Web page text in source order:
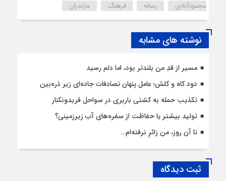
محمودآبادی
رسانه فرهنگ مازندران
نوشته های مشابه
مسیر از قدِ من بلندتر بود، اما دلم رسید
دود کاه و کلش؛ عامل پنهان تصادفات جاده‌ای زیر ذره‌بین
تکذیب حمله به کشتی باربری در سواحل فریدونکنار
تولید بیشتر یا حفاظت از سفره‌های آب زیرزمینی؟
تا آن روز، من زائرِ نرفته‌ام…
ثبت دیدگاه